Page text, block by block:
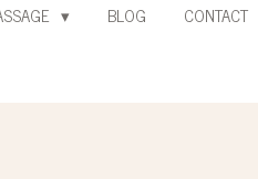
BLOG
CONTACT